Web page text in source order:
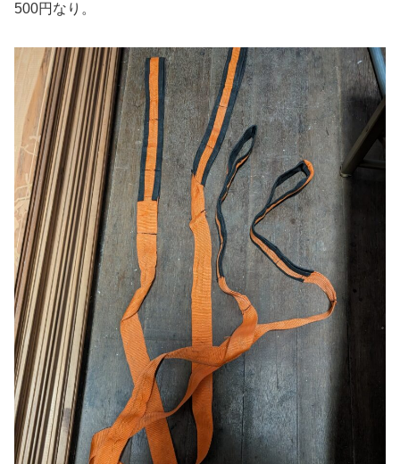
500円なり。